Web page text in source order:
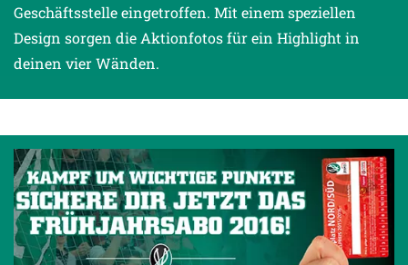
Geschäftsstelle eingetroffen. Mit einem speziellen
Design sorgen die Aktionfotos für ein Highlight in
deinen vier Wänden.